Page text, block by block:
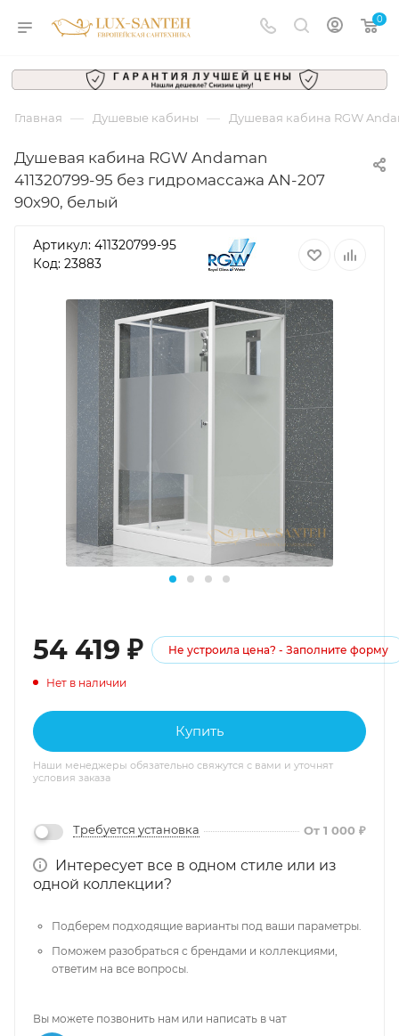
0
Главная — Душевые кабины — Душевая кабина RGW
Душевая кабина RGW Andaman
411320799-95 без гидромассажа AN-207
90х90, белый
Артикул: 411320799-95
Код: 23883
54 419 ₽ Не устроила цена? - Заполните форму
Нет в наличии
Купить
Наши менеджеры обязательно свяжутся с вами и уточнят
условия заказа
Требуется установка От 1 000 ₽
Интересует все в одном стиле или из
одной коллекции?
Подберем подходящие варианты под ваши параметры.
Поможем разобраться с брендами и коллекциями,
ответим на все вопросы.
Вы можете позвонить нам или написать в чат